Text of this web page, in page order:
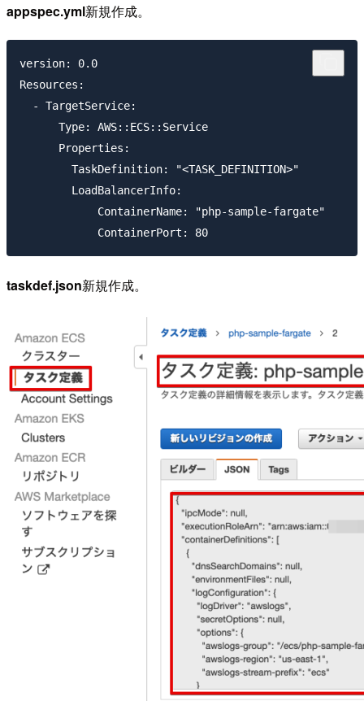
appspec.yml新規作成。
version: 0.0
Resources:
  - TargetService:
      Type: AWS::ECS::Service
      Properties:
        TaskDefinition: "<TASK_DEFINITION>"
        LoadBalancerInfo:
            ContainerName: "php-sample-fargate"
taskdef.json新規作成。